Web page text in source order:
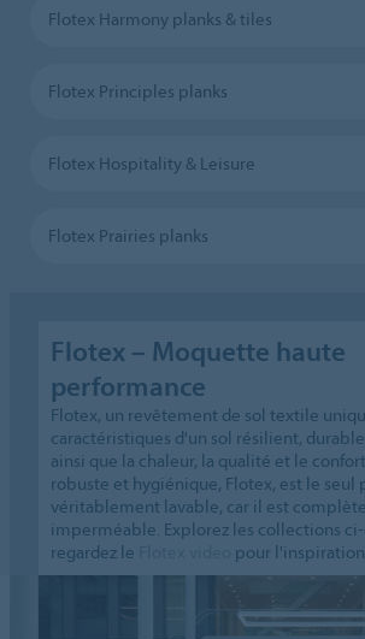
Flotex Harmony planks & tiles
Flotex Principles planks
Flotex Hospitality & Leisure
Flotex Prairies planks
Flotex – Moquette haute
performance
Flotex, un revêtement de sol textile
caractéristiques d'un sol résilient,
ainsi que la chaleur, la qualité et le
robuste et hygiénique, Flotex, est le seul
véritablement lavable, car il est
imperméable. Explorez les collections ci-
regardez le
pour l'inspiration.